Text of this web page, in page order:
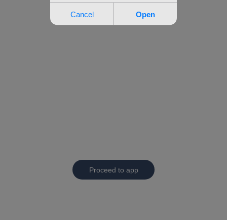
Proceed to app